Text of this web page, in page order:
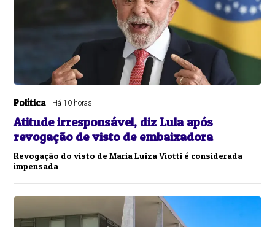
Política Há 10 horas
Atitude irresponsável, diz Lula após
revogação de visto de embaixadora
Revogação do visto de Maria Luiza Viotti é considerada
impensada